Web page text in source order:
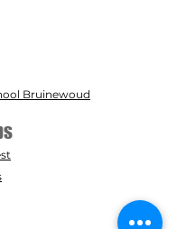
Bruinewoud